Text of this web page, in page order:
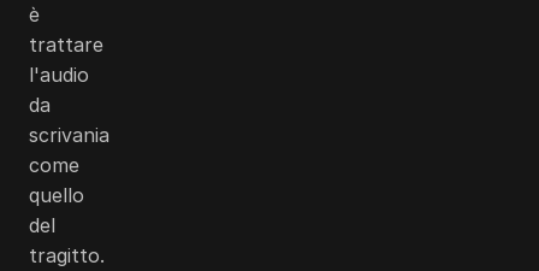
è
trattare
l'audio
da
scrivania
come
quello
del
tragitto.